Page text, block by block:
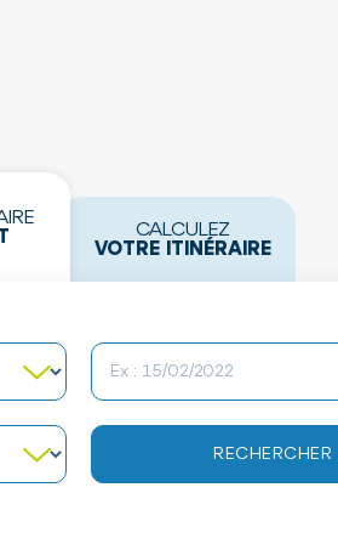
CALCULEZ
VOTRE ITINÉRAIRE
Date